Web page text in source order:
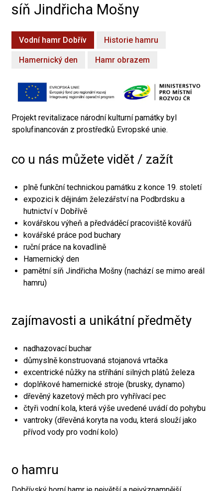
síň Jindřicha Mošny
Vodní hamr Dobřív Historie hamru
Hamernický den Hamr obrazem
Projekt revitalizace národní kulturní památky byl
spolufinancován z prostředků Evropské unie.
co u nás můžete vidět / zažít
plně funkční technickou památku z konce 19. století
expozici k dějinám železářství na Podbrdsku a
hutnictví v Dobřívě
kovářskou výheň a předváděcí pracoviště kovářů
kovářské práce pod buchary
ruční práce na kovadlině
Hamernický den
pamětní síň Jindřicha Mošny (nachází se mimo areál
hamru)
zajímavosti a unikátní předměty
nadhazovací buchar
důmyslně konstruovaná stojanová vrtačka
excentrické nůžky na stříhání silných plátů železa
doplňkové hamernické stroje (brusky, dynamo)
dřevěný kazetový měch pro vyhřívací pec
čtyři vodní kola, která výše uvedené uvádí do pohybu
vantroky (dřevěná koryta na vodu, která slouží jako
přívod vody pro vodní kolo)
o hamru